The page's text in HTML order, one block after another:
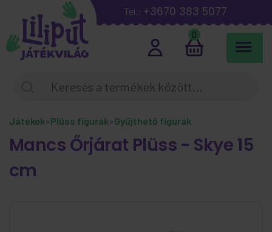
Tel.: +3670 383 5077
0
Játékok»Plüss figurák»Gyűjthető figurák
Mancs Őrjárat Plüss - Skye 15
cm